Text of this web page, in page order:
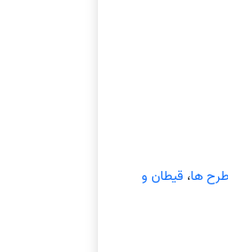
طرح ها، قیطان و